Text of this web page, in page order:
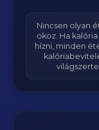
Nincsen olyan
okoz. Ha
hízni, minden